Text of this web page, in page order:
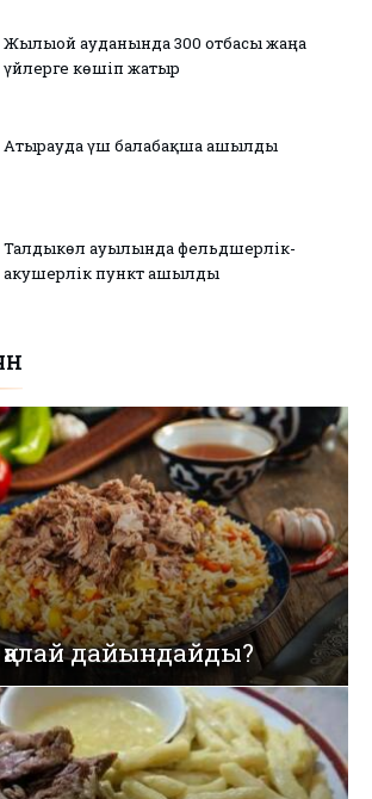
Жылыой ауданында 300 отбасы жаңа
үйлерге көшіп жатыр
Атырауда үш балабақша ашылды
Талдыкөл ауылында фельдшерлік-
акушерлік пункт ашылды
дайындайды?